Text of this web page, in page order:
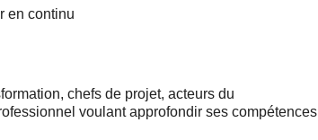
en continu
chefs de projet, acteurs du
voulant approfondir ses compétences